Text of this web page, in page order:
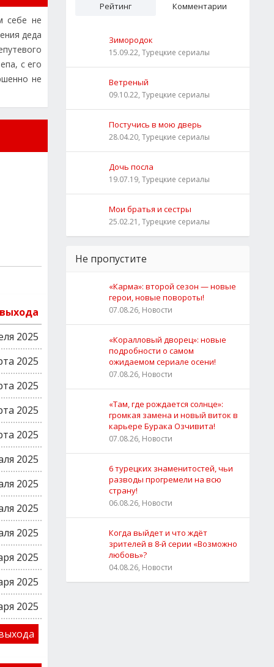
себе не
деда
с его
не
2025
2025
2025
2025
2025
2025
2025
2025
2025
2025
2025
2025
Рейтинг Комментарии
Зимородок
15.09.22, Турецкие сериалы
Ветреный
09.10.22, Турецкие сериалы
Постучись в мою дверь
28.04.20, Турецкие сериалы
Дочь посла
19.07.19, Турецкие сериалы
Мои братья и сестры
25.02.21, Турецкие сериалы
Не пропустите
«Карма»: второй сезон — новые
герои, новые повороты!
07.08.26, Новости
«Коралловый дворец»: новые
подробности о самом
ожидаемом сериале осени!
07.08.26, Новости
«Там, где рождается солнце»:
громкая замена и новый виток в
карьере Бурака Озчивита!
07.08.26, Новости
6 турецких знаменитостей, чьи
разводы прогремели на всю
страну!
06.08.26, Новости
Когда выйдет и что ждёт
зрителей в 8-й серии «Возможно
любовь»?
04.08.26, Новости